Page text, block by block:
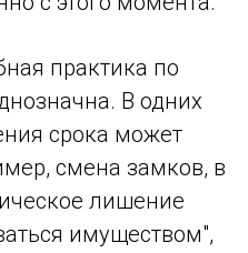
практика по
В одних
срока может
смена замков, в
лишение
имуществом",